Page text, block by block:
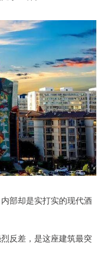
部却是实打实的现代酒
反差，是这座建筑最突